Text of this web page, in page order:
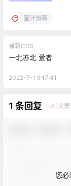
蜜汁猫裘
最新COS
一北亦北 爱者
2022-7-1 9:17:41
1 条回复 A 文
您必